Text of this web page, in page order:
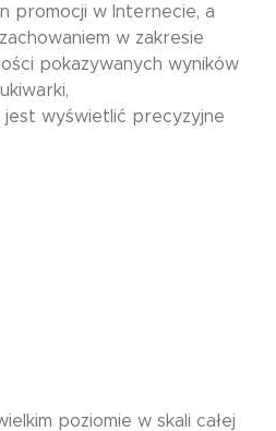
promocji w Internecie, a
w zakresie
pokazywanych wyników
jest wyświetlić precyzyjne
poziomie w skali całej